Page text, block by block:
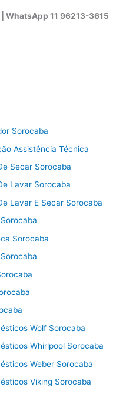
|WhatsApp11 96213-3615
Sorocaba
Assistência Técnica
Secar Sorocaba
Lavar Sorocaba
Lavar E Secar Sorocaba
Sorocaba
Wolf Sorocaba
Whirlpool Sorocaba
Weber Sorocaba
Viking Sorocaba